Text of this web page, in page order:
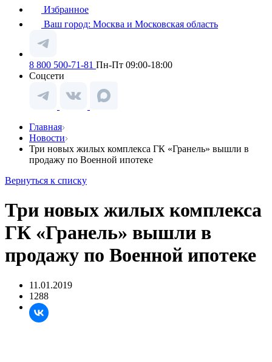
Избранное
Ваш город: Москва и Московская область
8 800 500-71-81 Пн-Пт 09:00-18:00
Соцсети
Главная
Новости
Три новых жилых комплекса ГК «Гранель» вышли в
продажу по Военной ипотеке
Вернуться к списку
Три новых жилых комплекса
ГК «Гранель» вышли в
продажу по Военной ипотеке
11.01.2019
1288